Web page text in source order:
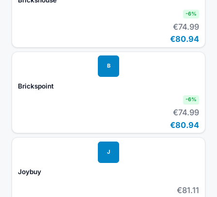
-6%
€74.99
€80.94
B
Brickspoint
-6%
€74.99
€80.94
J
Joybuy
€81.11